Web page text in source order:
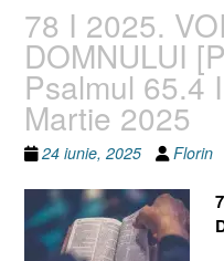
78 I 2025.
DOMNULUI
Psalmul 65.4
Martie 2025
24 iunie, 2025 Florin